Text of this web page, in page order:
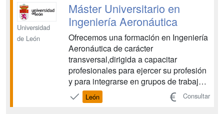
Universidad
de León
Máster Universitario en
Ingeniería Aeronáutica
Ofrecemos una formación en Ingeniería
Aeronáutica de carácter
transversal,dirigida a capacitar
profesionales para ejercer su profesión
y para integrarse en grupos de trabajo
multidisciplinares, mostrando actitudes
éticas y responsables, de respeto a las
León Consultar